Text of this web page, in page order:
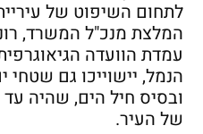
לתחום השיפוט של
המלצת מנכ"ל המשרד,
עמדת הוועדה
הנמל, יישוייכו גם
ובסיס חיל הים, שהיה
של העיר.